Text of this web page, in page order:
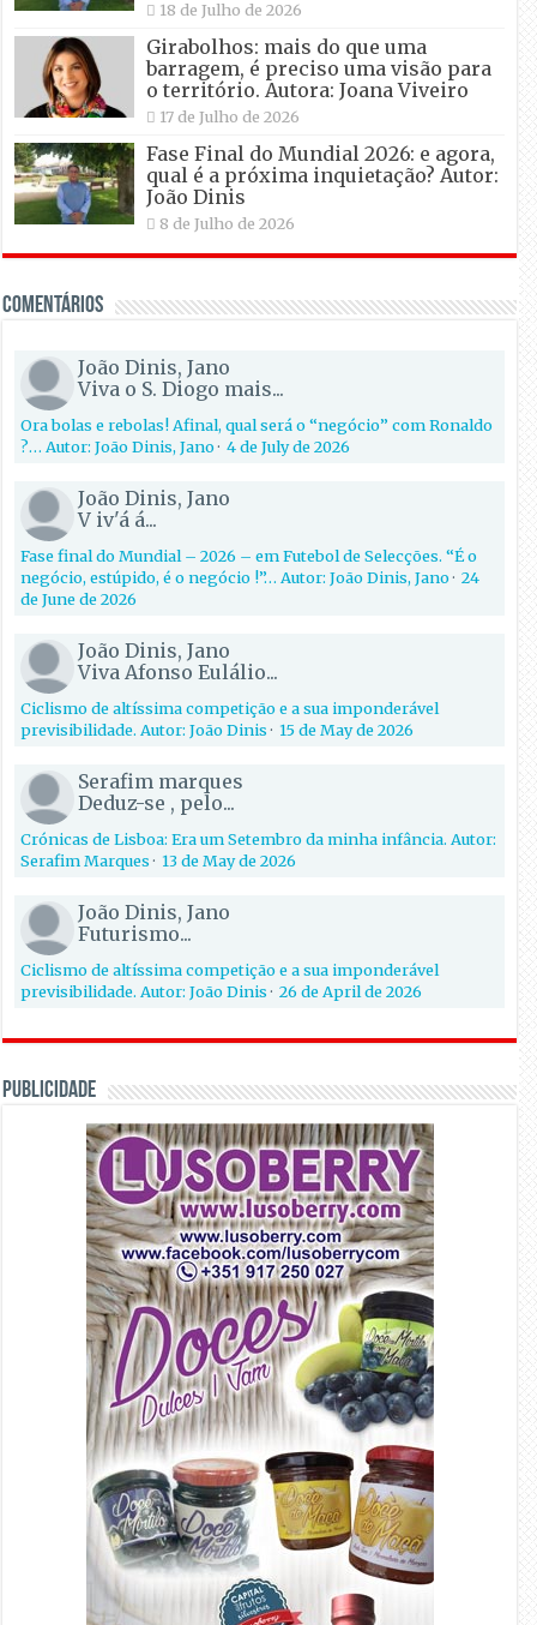
18 de Julho de 2026
Girabolhos: mais do que uma
barragem, é preciso uma visão para
o território. Autora: Joana Viveiro
17 de Julho de 2026
Fase Final do Mundial 2026: e agora,
qual é a próxima inquietação? Autor:
João Dinis
8 de Julho de 2026
Comentários
João Dinis, Jano
Viva o S. Diogo mais...
Ora bolas e rebolas! Afinal, qual será o “negócio” com Ronaldo
?… Autor: João Dinis, Jano·4 de July de 2026
João Dinis, Jano
V iv'á á...
Fase final do Mundial – 2026 – em Futebol de Selecções. “É o
negócio, estúpido, é o negócio !”… Autor: João Dinis, Jano·24
de June de 2026
João Dinis, Jano
Viva Afonso Eulálio...
Ciclismo de altíssima competição e a sua imponderável
previsibilidade. Autor: João Dinis·15 de May de 2026
Serafim marques
Deduz-se , pelo...
Crónicas de Lisboa: Era um Setembro da minha infância. Autor:
Serafim Marques·13 de May de 2026
João Dinis, Jano
Futurismo...
Ciclismo de altíssima competição e a sua imponderável
previsibilidade. Autor: João Dinis·26 de April de 2026
PUBLICIDADE